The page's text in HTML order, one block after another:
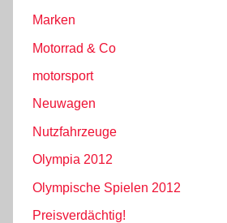
Marken
Motorrad & Co
motorsport
Neuwagen
Nutzfahrzeuge
Olympia 2012
Olympische Spielen 2012
Preisverdächtig!